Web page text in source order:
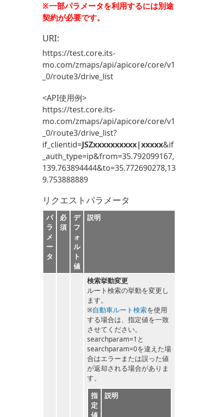
※一部パラメータを利用するには別途
契約が必要です。
URI:
https://test.core.its-
mo.com/zmaps/api/apicore/core/v1
_0/route3/drive_list
<API使用例>
https://test.core.its-
mo.com/zmaps/api/apicore/core/v1
_0/route3/drive_list?
if_clientid=JSZxxxxxxxxxx|xxxxx&if
_auth_type=ip&from=35.792099167,
139.763894444&to=35.772690278,13
9.753888889
リクエストパラメータ
パ
ラ
メ
ー
タ
必
須
デ
フ
ォ
ル
ト
値
説明
検索挙動変更
ルート検索の挙動を変更し
ます。
※自動車ルート検索を使用
する場合は、指定値を一致
させてください。
searchparam=1と
searchparam=0を違えた場
合はエラーまたは誤った値
が返却される場合がありま
す。
指
定
値
説明